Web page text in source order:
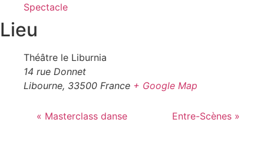
Spectacle
Lieu
Théâtre le Liburnia
14 rue Donnet
Libourne, 33500 France + Google Map
« Masterclass danse Entre-Scènes »